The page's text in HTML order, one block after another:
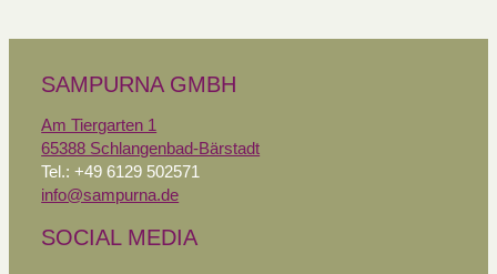
SAMPURNA GMBH
Am Tiergarten 1
65388 Schlangenbad-Bärstadt
Tel.: +49 6129 502571
info@sampurna.de
SOCIAL MEDIA